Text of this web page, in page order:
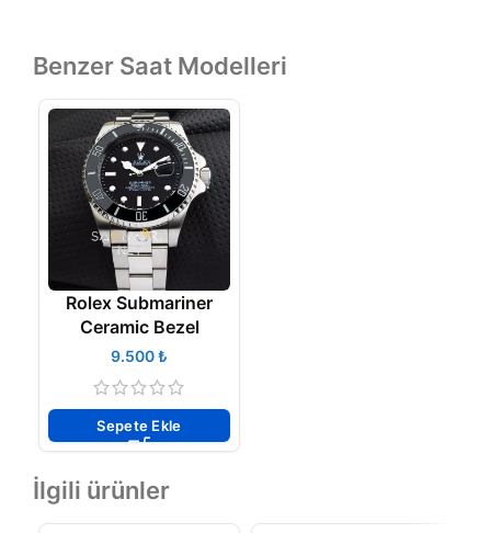
Benzer Saat Modelleri
Rolex Submariner
Ceramic Bezel
₺
Sepete Ekle
İlgili ürünler